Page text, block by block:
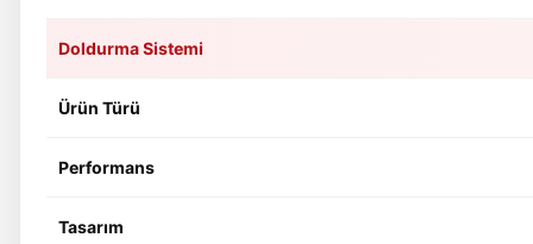
Doldurma Sistemi
Ürün Türü
Performans
Tasarım